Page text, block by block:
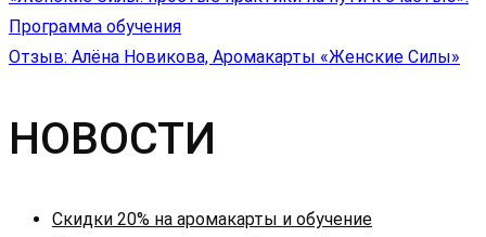
Программа обучения
Отзыв: Алёна Новикова, Аромакарты «Женские Силы»
НОВОСТИ
Скидки 20% на аромакарты и обучение